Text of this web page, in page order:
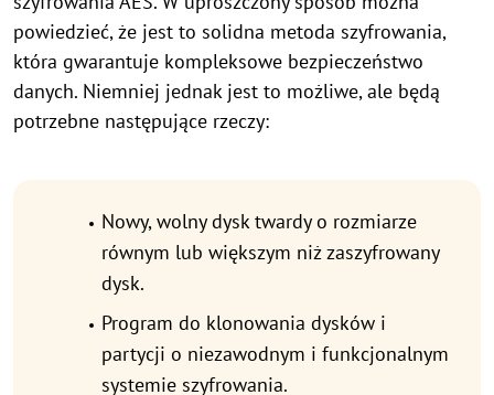
powiedzieć, że jest to solidna metoda szyfrowania,
która gwarantuje kompleksowe bezpieczeństwo
danych. Niemniej jednak jest to możliwe, ale będą
potrzebne następujące rzeczy:
Nowy, wolny dysk twardy o rozmiarze
równym lub większym niż zaszyfrowany
dysk.
Program do klonowania dysków i
partycji o niezawodnym i funkcjonalnym
systemie szyfrowania.